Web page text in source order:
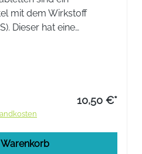
mit dem Wirkstoff
Dieser hat eine
und
Wirkung.
10,50 €*